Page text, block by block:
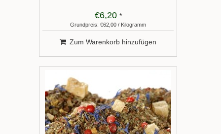
€6,20 *
Grundpreis: €62,00 / Kilogramm
Zum Warenkorb hinzufügen